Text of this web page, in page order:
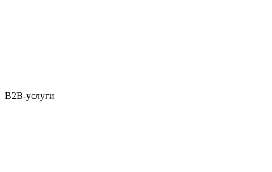
B2B-услуги